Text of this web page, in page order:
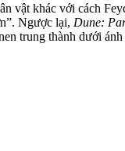
vật khác với cách
Ngược lại, Dune:
trung thành dưới